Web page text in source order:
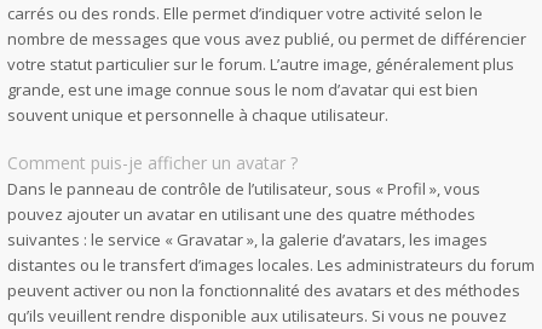
carrés ou des ronds. Elle permet d’indiquer votre activité selon le
nombre de messages que vous avez publié, ou permet de différencier
votre statut particulier sur le forum. L’autre image, généralement plus
grande, est une image connue sous le nom d’avatar qui est bien
souvent unique et personnelle à chaque utilisateur.
Comment puis-je afficher un avatar ?
Dans le panneau de contrôle de l’utilisateur, sous « Profil », vous
pouvez ajouter un avatar en utilisant une des quatre méthodes
suivantes : le service « Gravatar », la galerie d’avatars, les images
distantes ou le transfert d’images locales. Les administrateurs du forum
peuvent activer ou non la fonctionnalité des avatars et des méthodes
qu’ils veuillent rendre disponible aux utilisateurs. Si vous ne pouvez